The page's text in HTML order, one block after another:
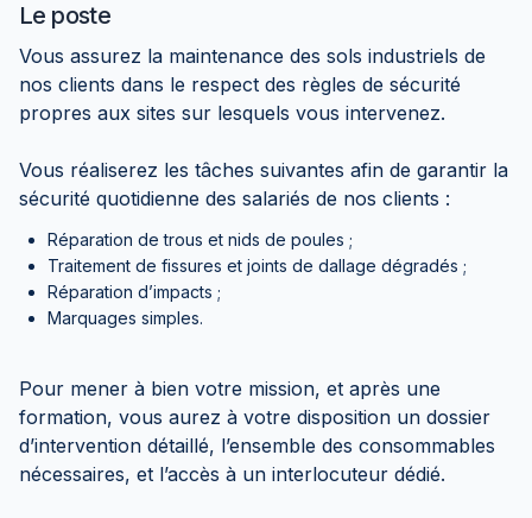
Le poste
Vous assurez la maintenance des sols industriels de
nos clients dans le respect des règles de sécurité
propres aux sites sur lesquels vous intervenez.
Vous réaliserez les tâches suivantes afin de garantir la
sécurité quotidienne des salariés de nos clients :
Réparation de trous et nids de poules ;
Traitement de fissures et joints de dallage dégradés ;
Réparation d’impacts ;
Marquages simples.
Pour mener à bien votre mission, et après une
formation, vous aurez à votre disposition un dossier
d’intervention détaillé, l’ensemble des consommables
nécessaires, et l’accès à un interlocuteur dédié.